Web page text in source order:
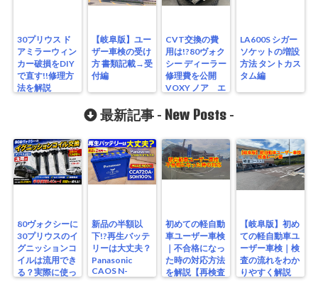
30プリウス ド
アミラーウィン
カー破損をDIY
で直す!!修理方
法を解説
【岐阜版】ユー
ザー車検の受け
方 書類記載→受
付編
CVT交換の費
用は!?80ヴォク
シー ディーラー
修理費を公開
VOXY ノア エ
発!?
LA600S シガー
ソケットの増設
方法 タントカス
タム編
最新記事 - New Posts -
80ヴォクシーに
30プリウスのイ
グニッションコ
イルは流用でき
る？実際に使っ
新品の半額以
下!?再生バッテ
リーは大丈夫？
Panasonic
CAOS N-
S115/A4を実測
初めての軽自動
車ユーザー車検
｜不合格になっ
た時の対応方法
を解説【再検査
【岐阜版】初め
ての軽自動車ユ
ーザー車検｜検
査の流れをわか
りやすく解説